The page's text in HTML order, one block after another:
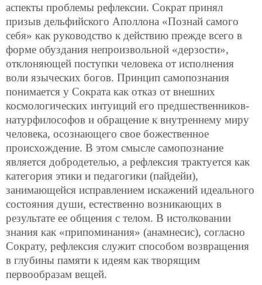
аспекты проблемы рефлексии. Сократ принял
призыв дельфийского Аполлона «Познай самого
себя» как руководство к действию прежде всего в
форме обуздания непроизвольной «дерзости»,
отклоняющей поступки человека от исполнения
воли языческих богов. Принцип самопознания
понимается у Сократа как отказ от внешних
космологических интуиций его предшественников-
натурфилософов и обращение к внутреннему миру
человека, осознающего свое божественное
происхождение. В этом смысле самопознание
является добродетелью, а рефлексия трактуется как
категория этики и педагогики (пайдейи),
занимающейся исправлением искажений идеального
состояния души, естественно возникающих в
результате ее общения с телом. В истолковании
знания как «припоминания» (анамнесис), согласно
Сократу, рефлексия служит способом возвращения
в глубины памяти к идеям как творящим
первообразам вещей.